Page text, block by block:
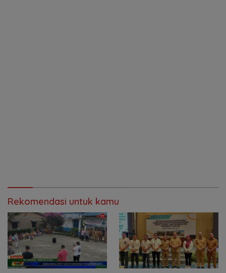
Rekomendasi untuk kamu